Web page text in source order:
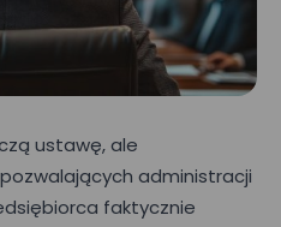
ustawę, ale
administracji
faktycznie